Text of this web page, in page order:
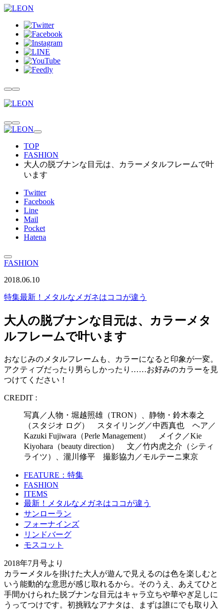
TOP
FASHION
大人の脱ブナンな目元は、カラーメタルフレームで叶
います
Twitter
Facebook
Line
Mail
Pocket
Hatena
FASHION
2018.06.10
特集最新！メタルなメガネはココが違う
大人の脱ブナンな目元は、カラーメタ
ルフレームで叶います
おなじみのメタルフレームも、カラーになると印象が一変。
アクティブだったり男らしかったり……お好みのカラーを見
つけてください！
CREDIT :
写真／人物・堀越照雄（TRON）、静物・鈴木泰之
（スタジオ ログ） スタイリング／中西真也 ヘア／
Kazuki Fujiwara（Perle Management） メイク／Kie
Kiyohara（beauty direction） 文／竹内虎之介（シティ
ライツ）、瀧川修平 撮影協力／モルテーニ東京
FEATURE：特集
FASHION
ITEMS
最新！メタルなメガネはココが違う
サンローラン
フォーナインズ
リンドバーグ
モスコット
2018年7月号より
カラーメタルを掛けた大人が遊んで見えるのは色を楽しむと
いう能動的な意思が感じ取れるから。そのうえ、あえてひと
手間かけられた脱ブナンな目元はキャラ立ちや華やぎ足しに
うってつけです。初挑戦なアナタは、まずは誰にでも取り入